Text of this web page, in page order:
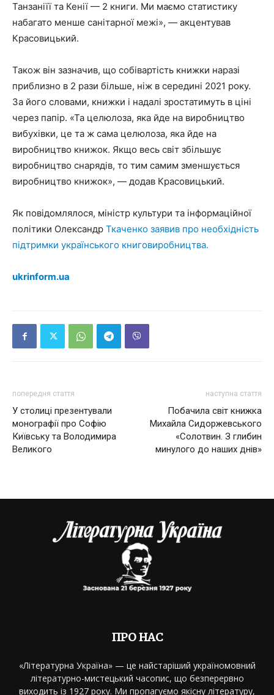
Танзаніїї та Кенії — 2 книги. Ми маємо статистику
набагато менше санітарної межі», — акцентував
Красовицький.
Також він зазначив, що собівартість книжки наразі
приблизно в 2 рази більше, ніж в середині 2021 року.
За його словами, книжки і надалі зростатимуть в ціні
через папір. «Та целюлоза, яка йде на виробництво
вибухівки, це та ж сама целюлоза, яка йде на
виробництво книжок. Якщо весь світ збільшує
виробництво снарядів, то тим самим зменшується
виробництво книжок», — додав Красовицький.
Як повідомлялося, міністр культури та інформаційної
політики Олександр Ткаченко заявив про необхідність
підтримки українського книговиробництва.
ukrinform.ua
попередня стаття
У столиці презентували
монографії про Софію
Київську та Володимира
Великого
наступна стаття
Побачила світ книжка
Михайла Сидоржевського
«Солотвин. З глибин
минулого до наших днів»
ПРО НАС
«Літературна Україна» — це найстаріший україномовний
літературно-мистецький часопис, що безперервно
виходить із 1927 року. Ми пропагуємо якісну літературу,